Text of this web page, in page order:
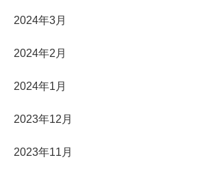
2024年3月
2024年2月
2024年1月
2023年12月
2023年11月